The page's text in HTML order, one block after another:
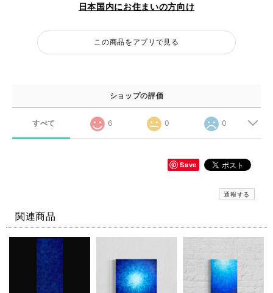
日本国内にお住まいの方向け
この商品をアプリで見る
ショップの評価
すべて 6 0 0
Save
通報する
関連商品